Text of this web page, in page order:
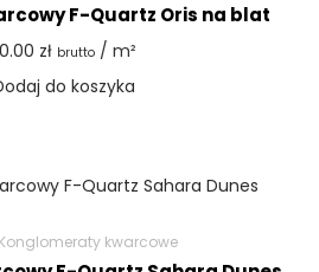
F-Quartz Oris na blat
zł brutto/ m²
do koszyka
Konglomeraty kwarcowe